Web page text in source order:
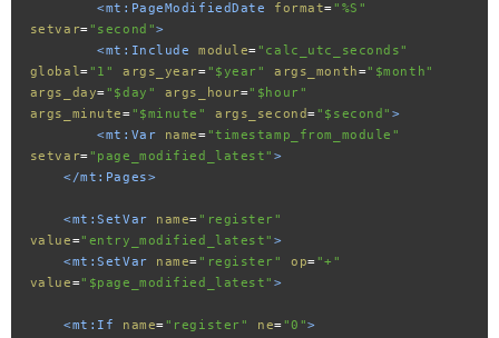
<mt:PageModifiedDate
format= "%S"
setvar= "second">
<mt:Include
module= "calc_utc_seconds"
global= "1" args_year= "$year" args_month="$month"
args_day= "$day" args_hour="$hour"
args_minute= "$minute" args_second= "$second" >
<mt:Var
name= "timestamp_from_module"
setvar= "page_modified_latest">
</mt:Pages>
<mt:SetVar name= "register"
value="entry_modified_latest">
<mt:SetVar
name= "register" op= "+"
value="$page_modified_latest">
<mt:If name= "register" ne= "0">